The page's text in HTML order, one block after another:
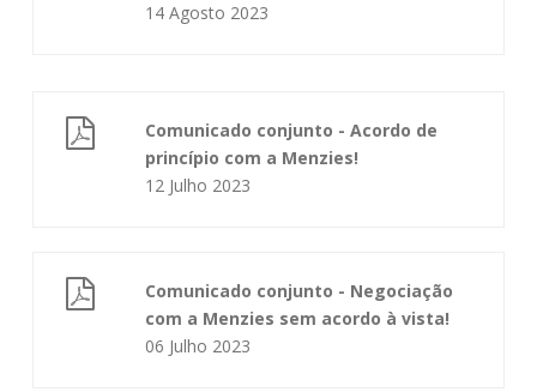
14 Agosto 2023
Comunicado conjunto - Acordo de
princípio com a Menzies!
12 Julho 2023
Comunicado conjunto - Negociação
com a Menzies sem acordo à vista!
06 Julho 2023